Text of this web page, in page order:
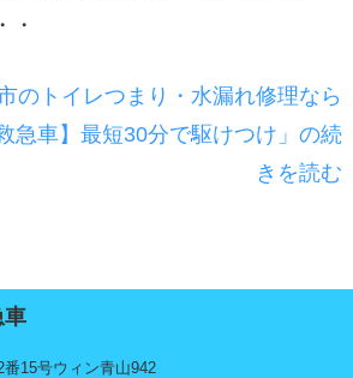
・
のトイレつまり・水漏れ修理なら
急車】最短30分で駆けつけ」の続
きを読む
車
15号ウィン青山942